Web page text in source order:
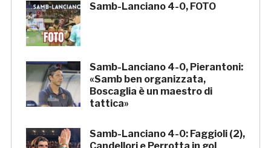
Samb-Lanciano 4-0, FOTO
Samb-Lanciano 4-0, Pierantoni:
«Samb ben organizzata,
Boscaglia è un maestro di
tattica»
Samb-Lanciano 4-0: Faggioli (2),